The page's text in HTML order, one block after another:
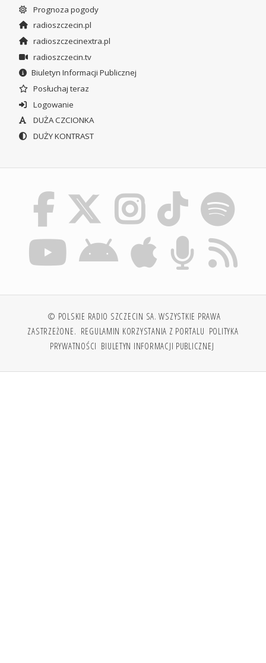
Prognoza pogody
radioszczecin.pl
radioszczecinextra.pl
radioszczecin.tv
Biuletyn Informacji Publicznej
Posłuchaj teraz
Logowanie
DUŻA CZCIONKA
DUŻY KONTRAST
© POLSKIE RADIO SZCZECIN SA. WSZYSTKIE PRAWA
ZASTRZEŻONE. REGULAMIN KORZYSTANIA Z PORTALU POLITYKA
PRYWATNOŚCI BIULETYN INFORMACJI PUBLICZNEJ